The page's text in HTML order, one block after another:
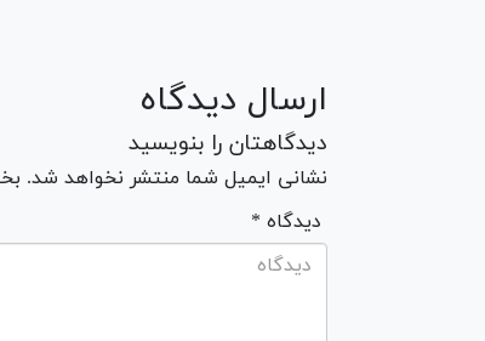
ارسال دیدگاه
دیدگاهتان را بنویسید
نشانی ایمیل شما منتشر نخواهد شد.
* دیدگاه